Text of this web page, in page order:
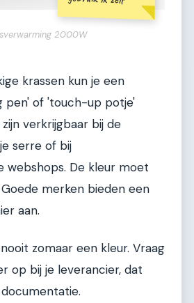
2000W
krassen kun je een
pen' of 'touch-up potje'
verkrijgbaar bij de
serre of bij
webshops. De kleur moet
merken bieden een
aan.
zomaar een kleur. Vraag
op bij je leverancier, dat